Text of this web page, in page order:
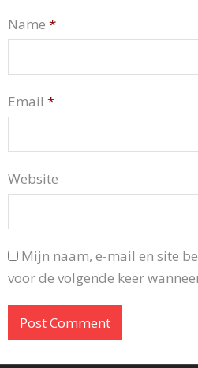
Name *
Email *
Website
Mijn naam, e-mail en site
voor de volgende keer